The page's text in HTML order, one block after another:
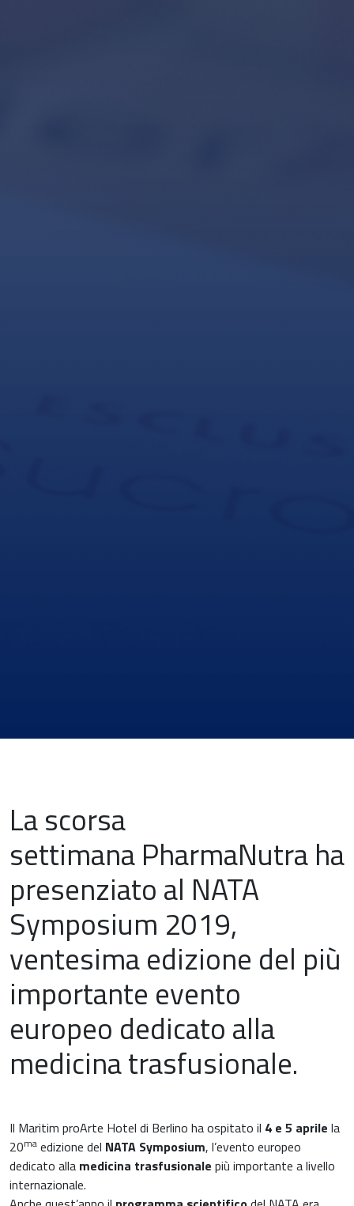
News & Eventi
Medicina cardiovascolare
Chirurgia e Medicina Trasfusionale
Ematologia
Gastroenterologia
Medicina dello sport
Nefrologia
Carenza di ferro
Materie prime
Minerali e vitamine
La scorsa
settimana PharmaNutra ha
presenziato al NATA
Symposium 2019,
ventesima edizione del più
importante evento
europeo dedicato alla
medicina trasfusionale.
Il Maritim proArte Hotel di Berlino ha ospitato il 4 e 5 aprile la
20ma edizione del NATA Symposium, l’evento europeo
dedicato alla medicina trasfusionale più importante a livello
internazionale.